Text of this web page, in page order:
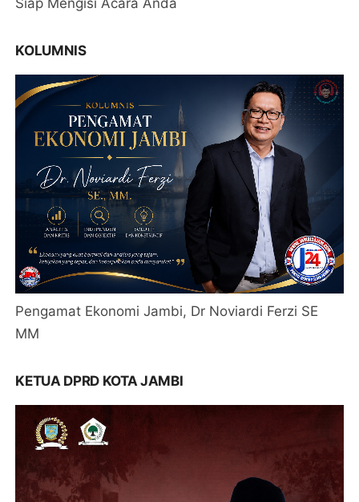
Siap Mengisi Acara Anda
KOLUMNIS
Pengamat Ekonomi Jambi, Dr Noviardi Ferzi SE
MM
KETUA DPRD KOTA JAMBI